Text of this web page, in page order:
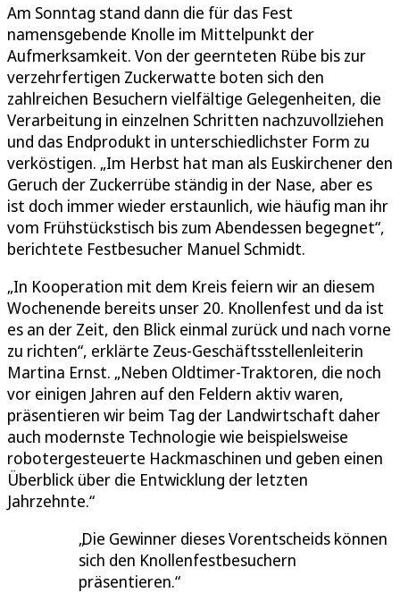
Am Sonntag stand dann die für das Fest
namensgebende Knolle im Mittelpunkt der
Aufmerksamkeit. Von der geernteten Rübe bis zur
verzehrfertigen Zuckerwatte boten sich den
zahlreichen Besuchern vielfältige Gelegenheiten, die
Verarbeitung in einzelnen Schritten nachzuvollziehen
und das Endprodukt in unterschiedlichster Form zu
verköstigen. „Im Herbst hat man als Euskirchener den
Geruch der Zuckerrübe ständig in der Nase, aber es
ist doch immer wieder erstaunlich, wie häufig man ihr
vom Frühstückstisch bis zum Abendessen begegnet“,
berichtete Festbesucher Manuel Schmidt.
„In Kooperation mit dem Kreis feiern wir an diesem
Wochenende bereits unser 20. Knollenfest und da ist
es an der Zeit, den Blick einmal zurück und nach vorne
zu richten“, erklärte Zeus-Geschäftsstellenleiterin
Martina Ernst. „Neben Oldtimer-Traktoren, die noch
vor einigen Jahren auf den Feldern aktiv waren,
präsentieren wir beim Tag der Landwirtschaft daher
auch modernste Technologie wie beispielsweise
robotergesteuerte Hackmaschinen und geben einen
Überblick über die Entwicklung der letzten
Jahrzehnte.“
Die Gewinner dieses Vorentscheids können
sich den Knollenfestbesuchern
präsentieren.